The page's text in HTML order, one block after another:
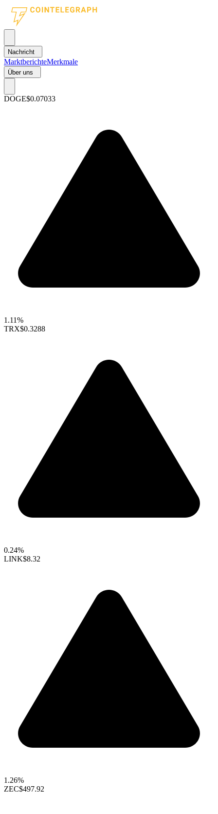
Nachricht
MarktberichteMerkmale
Über uns
DOGE$0.07033
1.11%
TRX$0.3288
0.24%
LINK$8.32
1.26%
ZEC$497.92